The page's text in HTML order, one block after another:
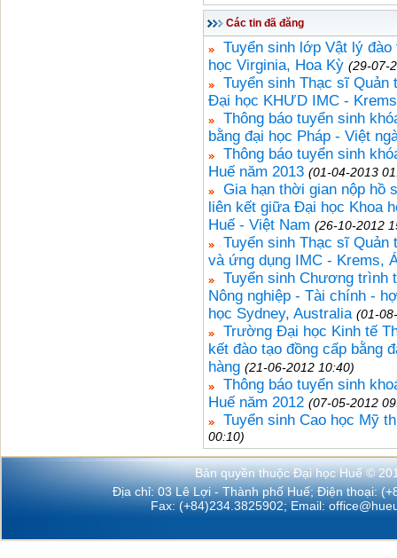
Các tin đã đăng
Tuyển sinh lớp Vật lý
học Virginia, Hoa Kỳ (29-07-
Tuyển sinh Thạc sĩ Quản
Đại học KHƯD IMC -
Thông báo tuyển sinh
bằng đại học Pháp - Việt
Thông báo tuyển sinh
Huế năm 2013 (01-04-2013
Gia hạn thời gian nộp hồ
liên kết giữa Đại học Khoa
Huế - Việt Nam (26-10-2012
Tuyển sinh Thạc sĩ
và ứng dụng IMC - Krems,
Tuyển sinh Chương trình
Nông nghiệp - Tài chính -
học Sydney, Australia (01-
Trường Đại học Kinh tế
kết đào tạo đồng cấp bằng
hàng (21-06-2012 10:40)
Thông báo tuyển sinh
Huế năm 2012 (07-05-2012
Tuyển sinh Cao học Mỹ
00:10)
Bản quyền thuộc Đại học Huế ©
Địa chỉ: 03 Lê Lợi - Thành phố Huế; Điện thoại:
Fax: (+84)234.3825902; Email: